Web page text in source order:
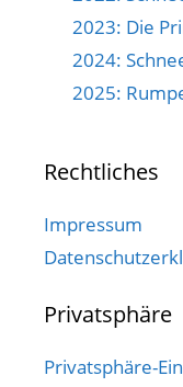
2023: Die
2024:
2025:
Rechtliches
Impressum
Privatsphäre
Privatsphäre-